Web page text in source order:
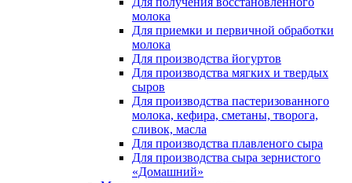
молока
Для приемки и первичной обработки
молока
Для производства йогуртов
Для производства мягких и твердых
сыров
Для производства пастеризованного
молока, кефира, сметаны, творога,
сливок, масла
Для производства плавленого сыра
Для производства сыра зернистого
«Домашний»